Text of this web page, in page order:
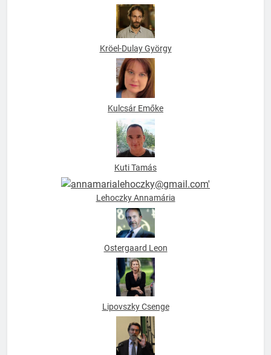
Kröel-Dulay György
Kulcsár Emőke
Kuti Tamás
Lehoczky Annamária
Ostergaard Leon
Lipovszky Csenge